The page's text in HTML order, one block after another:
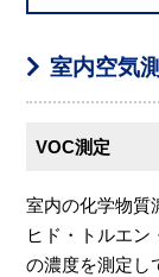
室内空気
VOC測定
室内の化学物質
ヒド・トルエ
の濃度を測定し